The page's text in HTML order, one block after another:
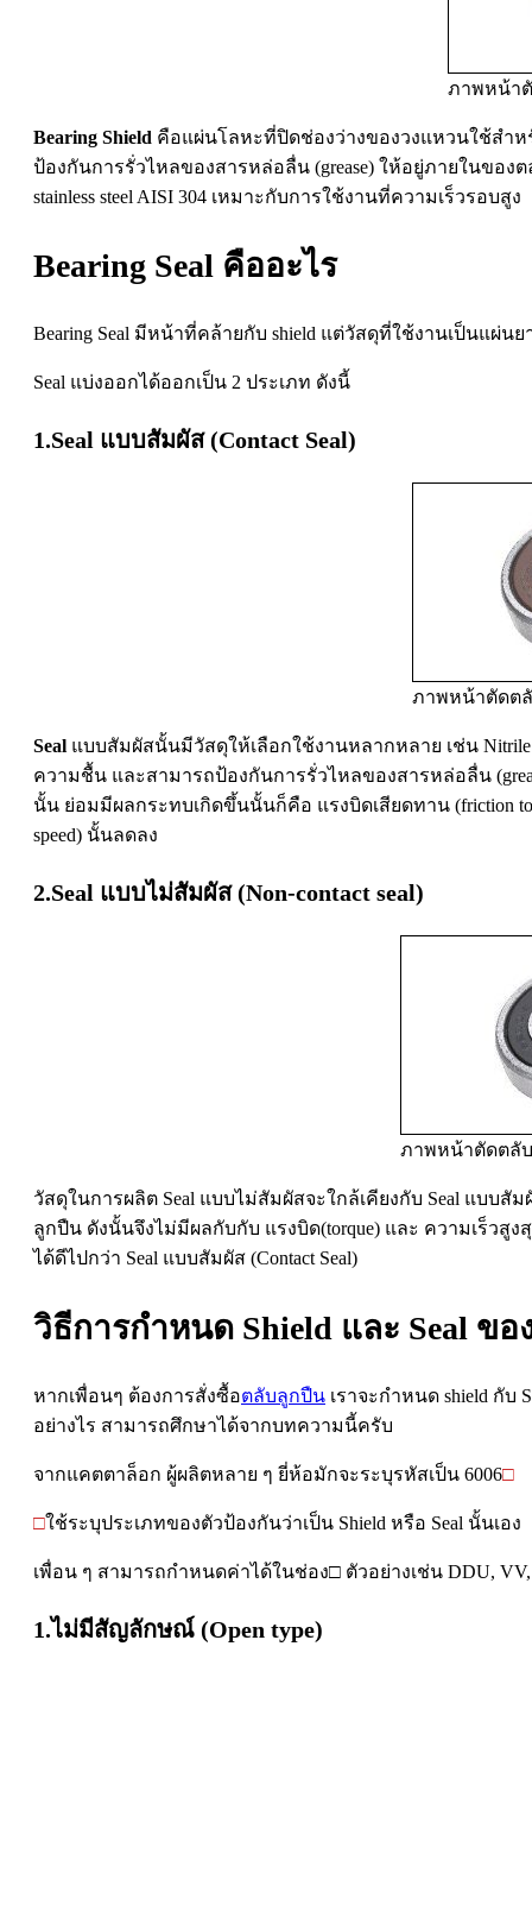
ภาพหน้า
Bearing Shield คือแผ่นโลหะที่ปิดช่องว่างของวงแหวนใช้สำ
ป้องกันการรั่วไหลของสารหล่อลื่น (grease) ให้อยู่ภายในขอ
stainless steel AISI 304 เหมาะกับการใช้งานที่ความเร็วรอบสูง
Bearing Seal คืออะไร
Bearing Seal มีหน้าที่คล้ายกับ shield แต่วัสดุที่ใช้งานเป็นแผ่
Seal แบ่งออกได้ออกเป็น 2 ประเภท ดังนี้
1.Seal แบบสัมผัส (Contact Seal)
ภาพหน้าตัดต
Seal แบบสัมผัสนั้นมีวัสดุให้เลือกใช้งานหลากหลาย เช่น
ความชื้น และสามารถป้องกันการรั่วไหลของสารหล่อลื่น
นั้น ย่อมมีผลกระทบเกิดขึ้นนั้นก็คือ แรงบิดเสียดทาน (friction
speed) นั้นลดลง
2.Seal แบบไม่สัมผัส (Non-contact seal)
ภาพหน้าตัดตลั
วัสดุในการผลิต Seal แบบไม่สัมผัสจะใกล้เคียงกับ Seal แบบ
ลูกปืน ดังนั้นจึงไม่มีผลกับกับ แรงบิด(torque) และ ความเร็วสูง
ได้ดีไปกว่า Seal แบบสัมผัส (Contact Seal)
วิธีการกำหนด Shield และ Seal ข
หากเพื่อนๆ ต้องการสั่งซื้อตลับลูกปืน เราจะกำหนด shield กับ
อย่างไร สามารถศึกษาได้จากบทความนี้ครับ
จากแคตตาล็อก ผู้ผลิตหลาย ๆ ยี่ห้อมักจะระบุรหัสเป็น 6006□
□ใช้ระบุประเภทของตัวป้องกันว่าเป็น Shield หรือ Seal นั้นเอง
เพื่อน ๆ สามารถกำหนดค่าได้ในช่อง□ ตัวอย่างเช่น DDU,
1.ไม่มีสัญลักษณ์ (Open type)